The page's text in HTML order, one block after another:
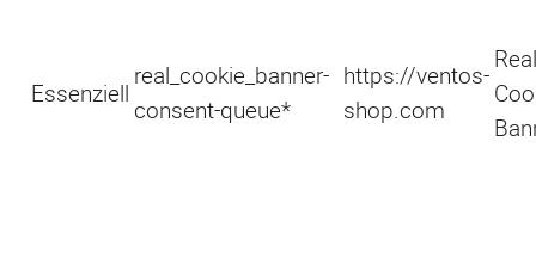
Essenziell
real_cookie_banner-
consent-queue*
https://ventos-
shop.com
Real